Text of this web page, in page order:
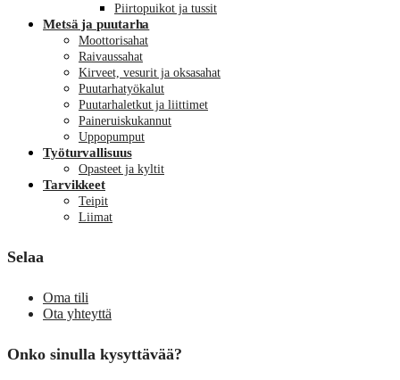
Piirtopuikot ja tussit
Metsä ja puutarha
Moottorisahat
Raivaussahat
Kirveet, vesurit ja oksasahat
Puutarhatyökalut
Puutarhaletkut ja liittimet
Paineruiskukannut
Uppopumput
Työturvallisuus
Opasteet ja kyltit
Tarvikkeet
Teipit
Liimat
Selaa
Oma tili
Ota yhteyttä
Onko sinulla kysyttävää?